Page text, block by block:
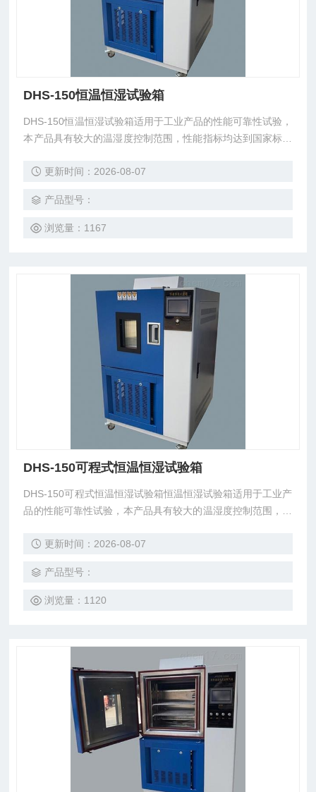
DHS-150恒温恒湿试验箱
DHS-150恒温恒湿试验箱适用于工业产品的性能可靠性试验，
本产品具有较大的温湿度控制范围，性能指标均达到国家标准
23.4-2008的要求，
更新时间：2026-08-07
产品型号：
浏览量：1167
DHS-150可程式恒温恒湿试验箱
DHS-150可程式恒温恒湿试验箱恒温恒湿试验箱适用于工业产
品的性能可靠性试验，本产品具有较大的温湿度控制范围，性
B2423.3-201993、的要求，适用于GB2423.1-3《电工电子产
温试验方法；试验C:湿热试验方法；》、的产品进行高低温湿
热试验。
更新时间：2026-08-07
产品型号：
浏览量：1120